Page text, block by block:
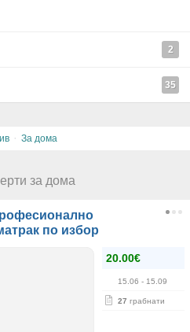
2
35
· За дома
за дома
по избор
20.00€
15.06 - 15.09
27 грабнати